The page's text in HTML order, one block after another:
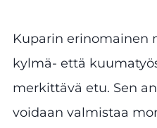
Kuparin erinomainen
kylmä- että
merkittävä etu. Sen
voidaan valmistaa